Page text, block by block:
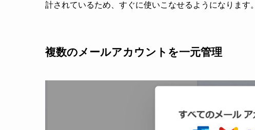
計されているため、すぐに使いこなせるようになります。
複数のメールアカウントを一元管理